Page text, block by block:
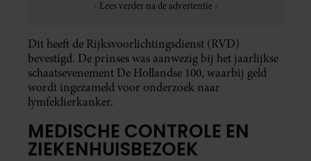
Dit heeft de Rijksvoorlichtingsdienst (RVD)
bevestigd. De prinses was aanwezig bij het jaarlijkse
schaatsevenement De Hollandse 100, waarbij geld
wordt ingezameld voor onderzoek naar
lymfeklierkanker.
MEDISCHE CONTROLE EN
ZIEKENHUISBEZOEK